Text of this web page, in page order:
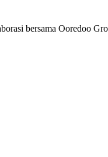
bersama Ooredoo